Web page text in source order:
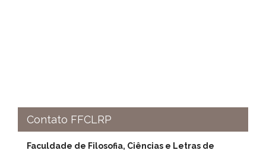
deliberações
Editais
Contato FFCLRP
Faculdade de Filosofia, Ciências e Letras de